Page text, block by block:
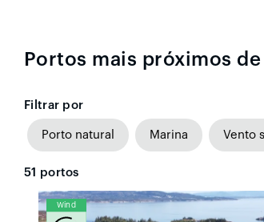
Portos mais próximos de
Filtrar por
Porto natural Marina Vento
51 portos
Wind